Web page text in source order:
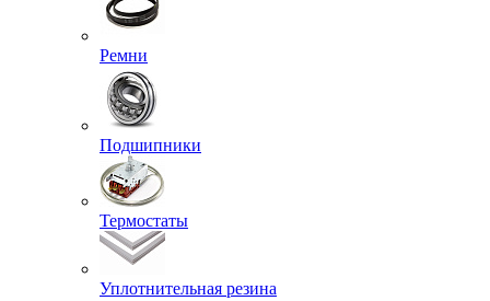
Ремни
Подшипники
Термостаты
Уплотнительная резина